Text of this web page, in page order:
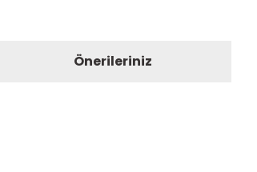
Önerileriniz